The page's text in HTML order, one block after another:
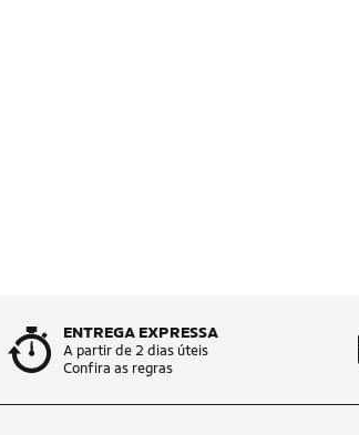
ENTREGA EXPRESSA
A partir de 2 dias úteis
Confira as regras